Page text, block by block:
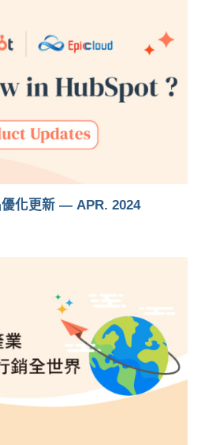
化更新 — APR. 2024